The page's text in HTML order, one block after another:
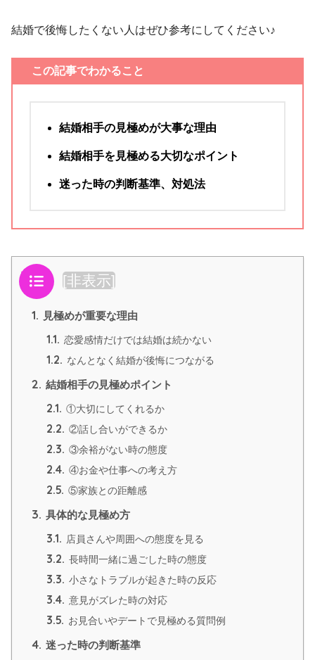
結婚で後悔したくない人はぜひ参考にしてください♪
この記事でわかること
結婚相手の見極めが大事な理由
結婚相手を見極める大切なポイント
迷った時の判断基準、対処法
目次 [非表示]
1. 見極めが重要な理由
1.1. 恋愛感情だけでは結婚は続かない
1.2. なんとなく結婚が後悔につながる
2. 結婚相手の見極めポイント
2.1. ①大切にしてくれるか
2.2. ②話し合いができるか
2.3. ③余裕がない時の態度
2.4. ④お金や仕事への考え方
2.5. ⑤家族との距離感
3. 具体的な見極め方
3.1. 店員さんや周囲への態度を見る
3.2. 長時間一緒に過ごした時の態度
3.3. 小さなトラブルが起きた時の反応
3.4. 意見がズレた時の対応
3.5. お見合いやデートで見極める質問例
4. 迷った時の判断基準